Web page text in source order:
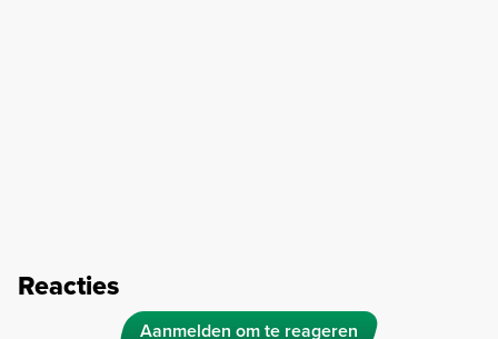
Reacties
Aanmelden om te reageren